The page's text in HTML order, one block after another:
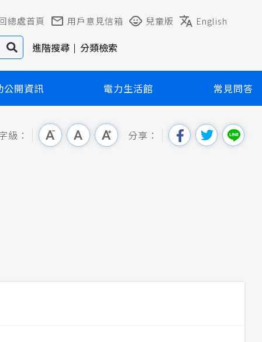
總處首頁 用戶意見信箱 兒童版 English
進階搜尋 分類檢索
公開資訊 電力生活館 常見問答
級： 分享：